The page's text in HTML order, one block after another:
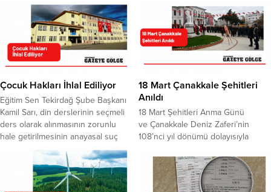
Çocuk Hakları İhlal Ediliyor
Eğitim Sen Tekirdağ Şube Başkanı
Kamil Sarı, din derslerinin seçmeli
ders olarak alınmasının zorunlu
hale getirilmesinin anayasal suç
olduğunu kaydetti. Konuya ilişkin
açıklamada bulunan Sarı, valilikler
eliyle yayınlanan keyfi yasaklarla ve
eğitimde gerçekleştirilen
18 Mart Çanakkale Şehitleri
Anıldı
18 Mart Şehitleri Anma Günü
ve Çanakkale Deniz Zaferi’nin
108’nci yıl dönümü dolayısıyla
Etkinlikler, Tekirdağ Valiliği
önündeki Atatürk Anıtı’na çelenk
konulması, saygı duruşu ve İstiklal